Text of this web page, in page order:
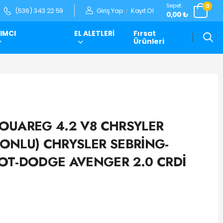
(536) 343 22 59 Giriş Yap / Kayıt Ol
Sepet:
0,00 ₺
0
EL ALETLERİ
Fırsat
Ürünleri
4.2 V8 CHRSYLER
CHRYSLER SEBRİNG-
DODGE AVENGER 2.0 CRDİ